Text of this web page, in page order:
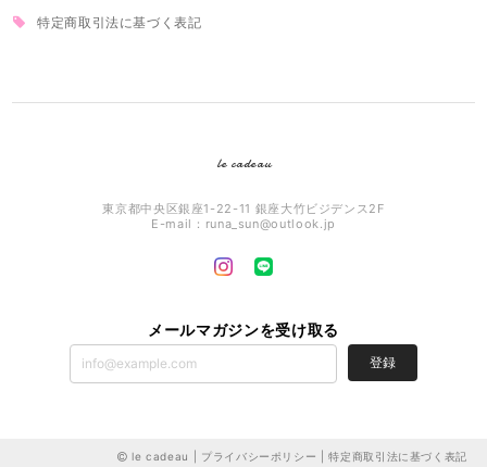
特定商取引法に基づく表記
le cadeau
東京都中央区銀座1-22-11 銀座大竹ビジデンス2F
E-mail： runa_sun@outlook.jp
メールマガジンを受け取る
登録
le cadeau | プライバシーポリシー |特定商取引法に基づく表記